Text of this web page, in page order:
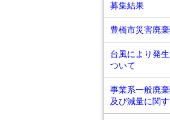
募集結果
豊橋市災害廃
台風により発
ついて
事業系一般廃
及び減量に関